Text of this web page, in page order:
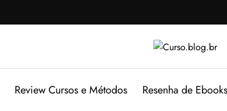
Review Cursos e Métodos Resenha de